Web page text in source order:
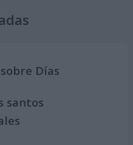
Días
santos